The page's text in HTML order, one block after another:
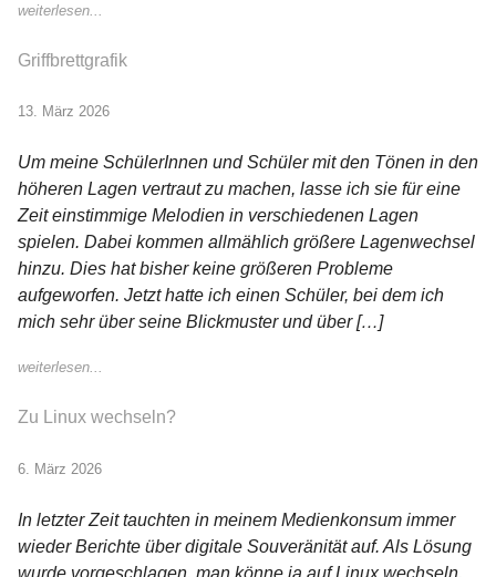
weiterlesen...
Griffbrettgrafik
13. März 2026
Um meine SchülerInnen und Schüler mit den Tönen in den
höheren Lagen vertraut zu machen, lasse ich sie für eine
Zeit einstimmige Melodien in verschiedenen Lagen
spielen. Dabei kommen allmählich größere Lagenwechsel
hinzu. Dies hat bisher keine größeren Probleme
aufgeworfen. Jetzt hatte ich einen Schüler, bei dem ich
mich sehr über seine Blickmuster und über […]
weiterlesen...
Zu Linux wechseln?
6. März 2026
In letzter Zeit tauchten in meinem Medienkonsum immer
wieder Berichte über digitale Souveränität auf. Als Lösung
wurde vorgeschlagen, man könne ja auf Linux wechseln.